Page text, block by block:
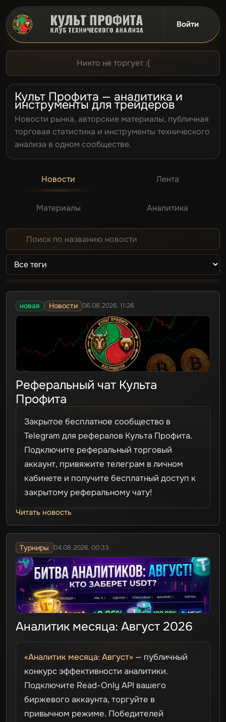
Войти
Сообщество
Трейдинг
Наши
Уголок
Турнир 2026
Никто не торгует :(
Культ Профита — аналитика и
инструменты для трейдеров
Новости рынка, авторские материалы, публичная
торговая статистика и инструменты технического
анализа в одном сообществе.
Новости Лента
Материалы Аналитика
новая Новости 06.08.2026, 11:26
Реферальный чат Культа
Профита
Закрытое бесплатное сообщество в
Telegram для рефералов Культа Профита.
Подключите реферальный торговый
аккаунт, привяжите телеграм в личном
кабинете и получите бесплатный доступ к
закрытому реферальному чату!
Читать новость
Турниры 04.08.2026, 00:33
Аналитик месяца: Август 2026
«Аналитик месяца: Август»— публичный
конкурс эффективности аналитики.
Подключите Read-Only API вашего
биржевого аккаунта, торгуйте в
привычном режиме. Победителей